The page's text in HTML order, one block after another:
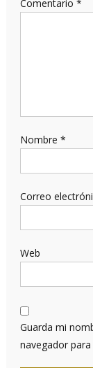
Comentario *
Nombre *
Correo
Web
Guarda mi
navegador